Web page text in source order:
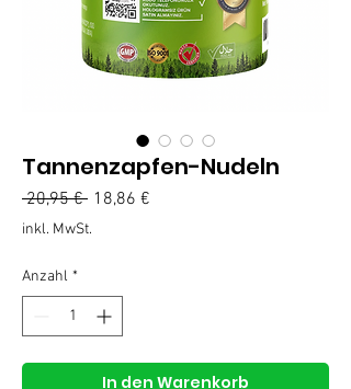
Tannenzapfen-Nudeln
20,95 € Standardpreis
18,86 €
inkl. MwSt.
Anzahl *
In den Warenkorb